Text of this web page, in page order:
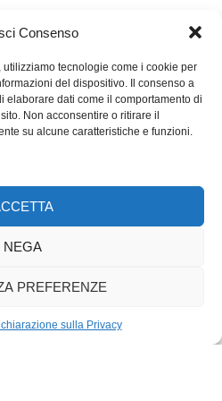
Consenso
tecnologie come i cookie per
del dispositivo. Il consenso a
elaborare dati come il comportamento di
Non acconsentire o ritirare il
su alcune caratteristiche e funzioni.
NEGA
PREFERENZE
sulla Privacy